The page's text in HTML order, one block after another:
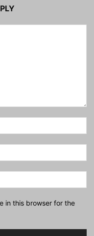
in this browser for the